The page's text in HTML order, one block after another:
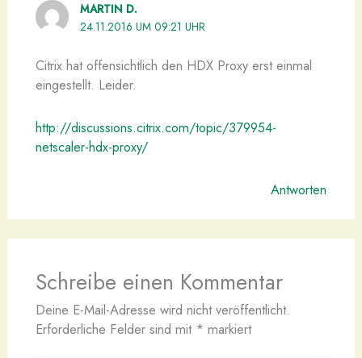
MARTIN D.
24.11.2016 UM 09:21 UHR
Citrix hat offensichtlich den HDX Proxy erst einmal
eingestellt. Leider.
http://discussions.citrix.com/topic/379954-
netscaler-hdx-proxy/
Antworten
Schreibe einen Kommentar
Deine E-Mail-Adresse wird nicht veröffentlicht.
Erforderliche Felder sind mit * markiert